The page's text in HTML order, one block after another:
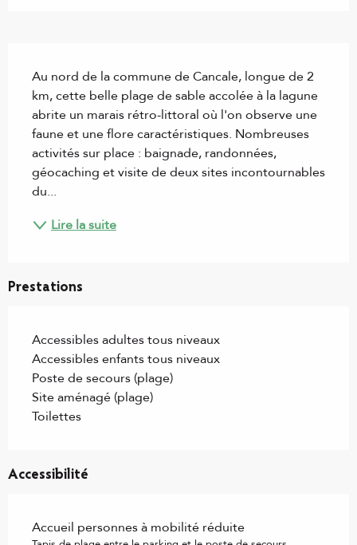
Au nord de la commune de Cancale, longue de 2
km, cette belle plage de sable accolée à la lagune
abrite un marais rétro-littoral où l'on observe une
faune et une flore caractéristiques. Nombreuses
activités sur place : baignade, randonnées,
géocaching et visite de deux sites incontournables
du...
Lire la suite
Prestations
Accessibles adultes tous niveaux
Accessibles enfants tous niveaux
Poste de secours (plage)
Site aménagé (plage)
Toilettes
Accessibilité
Accueil personnes à mobilité réduite